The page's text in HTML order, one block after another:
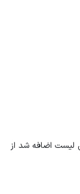
لیست اضافه شد از